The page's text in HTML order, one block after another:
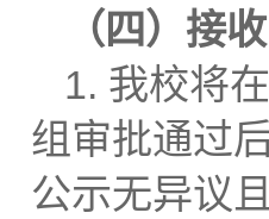
（四）接收
1. 我校将
组审批通过
公示无异议